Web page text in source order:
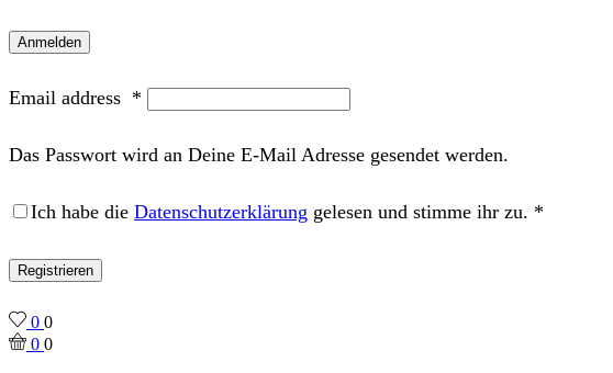
Anmelden
Email address *
Das Passwort wird an Deine E-Mail Adresse gesendet werden.
Ich habe die Datenschutzerklärung gelesen und stimme ihr zu. *
Registrieren
0 0
0 0